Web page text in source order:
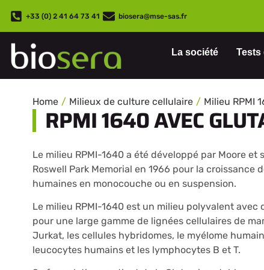
+33 (0) 2 41 64 73 41 biosera@mse-sas.fr
La société Tests
Home Milieux de culture cellulaire Milieu RPMI
RPMI 1640 AVEC
Le milieu RPMI-1640 a été développé par Moore et
Roswell Park Memorial en 1966 pour la croissance
humaines en monocouche ou en suspension.
Le milieu RPMI-1640 est un milieu polyvalent
pour une large gamme de lignées cellulaires de
Jurkat, les cellules hybridomes, le myélome
leucocytes humains et les lymphocytes B et T.